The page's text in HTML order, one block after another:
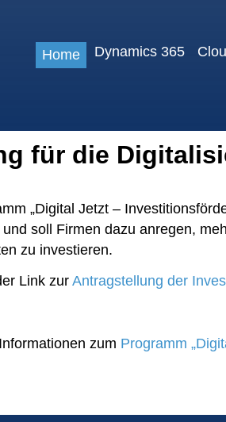
Home Dynamics 365
für die
„Digital Jetzt –
soll Firmen dazu anregen,
zu investieren.
Link zur Antragstellung der
zum Programm